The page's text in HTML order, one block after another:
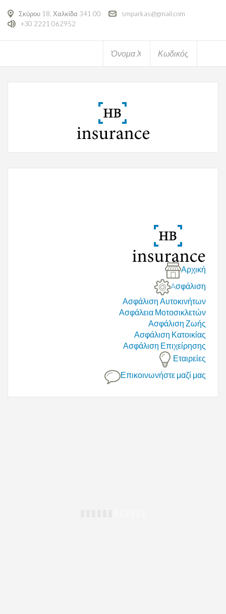
Σκύρου 18, Χαλκίδα 341 00
smparkas@gmail.com
+30 2221 062952
Αρχική
Aσφάλιση
Ασφάλιση Αυτοκινήτων
Ασφάλεια Μοτοσικλετών
Ασφάλιση Ζωής
Ασφάλιση Κατοικίας
Ασφάλιση Επιχείρησης
Εταιρείες
Επικοινωνήστε μαζί μας